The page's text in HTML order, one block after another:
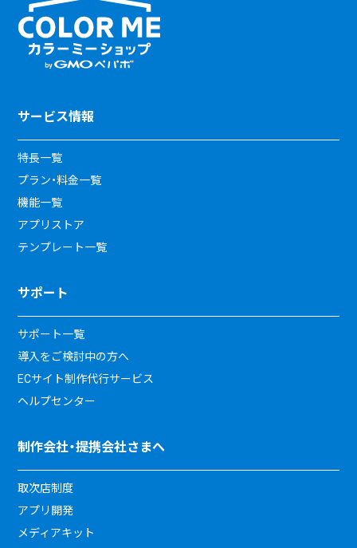
サービス情報
特長一覧
プラン・料金一覧
機能一覧
アプリストア
テンプレート一覧
サポート
サポート一覧
導入をご検討中の方へ
ECサイト制作代行サービス
ヘルプセンター
制作会社・提携会社さまへ
取次店制度
アプリ開発
メディアキット